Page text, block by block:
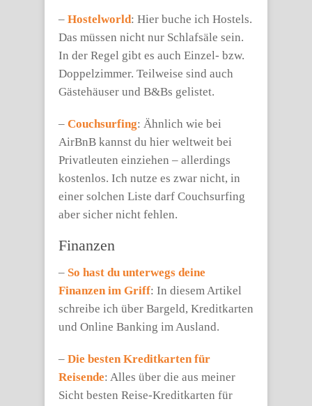
– Hostelworld: Hier buche ich Hostels.
Das müssen nicht nur Schlafsäle sein.
In der Regel gibt es auch Einzel- bzw.
Doppelzimmer. Teilweise sind auch
Gästehäuser und B&Bs gelistet.
– Couchsurfing: Ähnlich wie bei
AirBnB kannst du hier weltweit bei
Privatleuten einziehen – allerdings
kostenlos. Ich nutze es zwar nicht, in
einer solchen Liste darf Couchsurfing
aber sicher nicht fehlen.
Finanzen
– So hast du unterwegs deine
Finanzen im Griff: In diesem Artikel
schreibe ich über Bargeld, Kreditkarten
und Online Banking im Ausland.
– Die besten Kreditkarten für
Reisende: Alles über die aus meiner
Sicht besten Reise-Kreditkarten für